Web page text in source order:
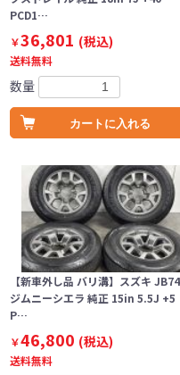
PCD1…
￥36,801 (税込)
送料無料
数量
カートに入れる
【新車外し品 バリ溝】スズキ JB74
ジムニーシエラ 純正 15in 5.5J +5
P…
￥46,800 (税込)
送料無料